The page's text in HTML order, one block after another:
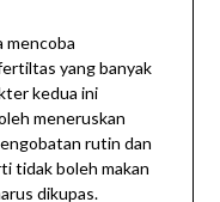
mencoba
yang banyak
kedua ini
meneruskan
rutin dan
tidak boleh makan
dikupas.